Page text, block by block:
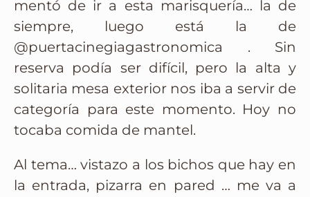
mentó de ir a esta marisquería… la de
siempre, luego está la de
@puertacinegiagastronomica . Sin
reserva podía ser difícil, pero la alta y
solitaria mesa exterior nos iba a servir de
categoría para este momento. Hoy no
tocaba comida de mantel.
Al tema… vistazo a los bichos que hay en
la entrada, pizarra en pared … me va a